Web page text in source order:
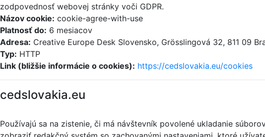
zodpovednosť webovej stránky voči GDPR.
Názov cookie: cookie-agree-with-use
Platnosť do: 6 mesiacov
Adresa: Creative Europe Desk Slovensko, Grösslingová 32, 811 09
Typ: HTTP
Link (bližšie informácie o cookies): https://cedslovakia.eu/cookies
cedslovakia.eu
Používajú sa na zistenie, či má návštevník povolené ukladanie